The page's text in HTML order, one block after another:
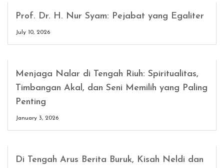
Prof. Dr. H. Nur Syam: Pejabat yang Egaliter
July 10, 2026
Menjaga Nalar di Tengah Riuh: Spiritualitas,
Timbangan Akal, dan Seni Memilih yang Paling
Penting
January 3, 2026
Di Tengah Arus Berita Buruk, Kisah Neldi dan